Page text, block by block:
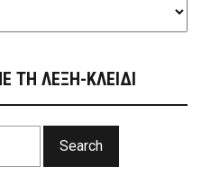
ΤΗ ΛΕΞΗ-ΚΛΕΙΔΙ
Search